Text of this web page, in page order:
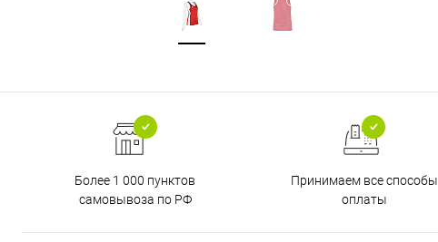
Более 1 000 пунктов
самовывоза по РФ
Принимаем все способы
оплаты